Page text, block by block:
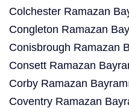
Colchester Ramazan
Congleton Ramazan
Conisbrough Ramazan
Consett Ramazan
Corby Ramazan
Coventry Ramazan